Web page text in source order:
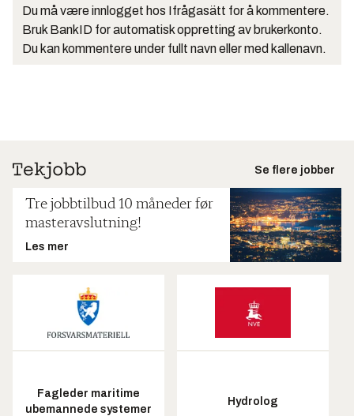
Du må være innlogget hos Ifrågasätt for å kommentere.
Bruk BankID for automatisk oppretting av brukerkonto.
Du kan kommentere under fullt navn eller med kallenavn.
Se flere jobber
Tre jobbtilbud 10 måneder før
masteravslutning!
Les mer
Fagleder maritime
ubemannede systemer
Hydrolog